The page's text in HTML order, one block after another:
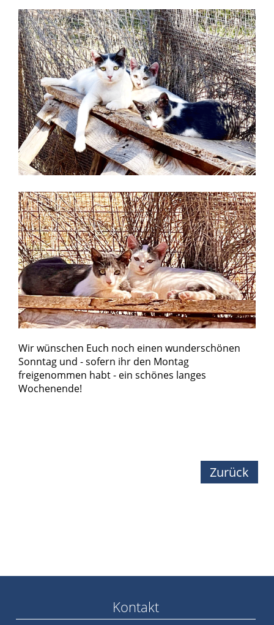
Wir wünschen Euch noch einen wunderschönen
Sonntag und - sofern ihr den Montag
freigenommen habt - ein schönes langes
Wochenende!
Zurück
Kontakt